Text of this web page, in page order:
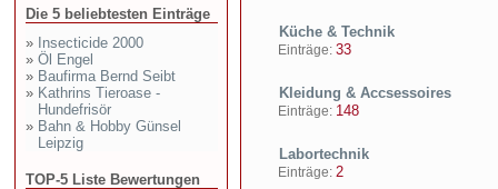
Die 5 beliebtesten Einträge
» Insecticide 2000
» Öl Engel
» Baufirma Bernd Seibt
» Kathrins Tieroase -
Hundefrisör
» Bahn & Hobby Günsel
Leipzig
TOP-5 Liste Bewertungen
Küche & Technik
Einträge: 33
Kleidung & Accsessoires
Einträge: 148
Labortechnik
Einträge: 2